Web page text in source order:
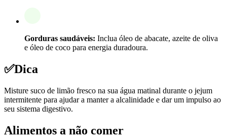
Gorduras saudáveis: Inclua óleo de abacate, azeite de oliva
e óleo de coco para energia duradoura.
✅Dica
Misture suco de limão fresco na sua água matinal durante o jejum
intermitente para ajudar a manter a alcalinidade e dar um impulso ao
seu sistema digestivo.
Alimentos a não comer